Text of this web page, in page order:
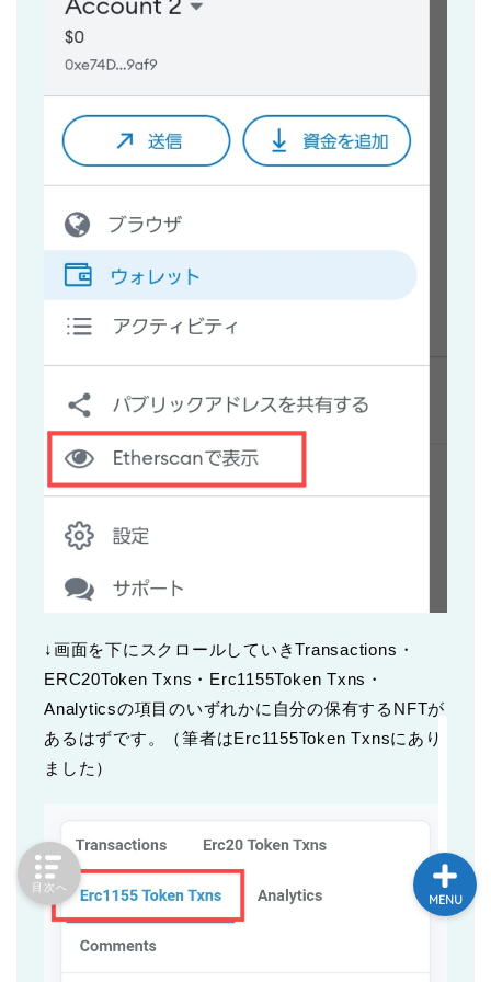
↓画面を下にスクロールしていきTransactions・
ERC20Token Txns・Erc1155Token Txns・
Analyticsの項目のいずれかに自分の保有するNFTが
あるはずです。（筆者はErc1155Token Txnsにあり
ました）
MENU
ポートフォリオ
投げ銭ページ
目次へ